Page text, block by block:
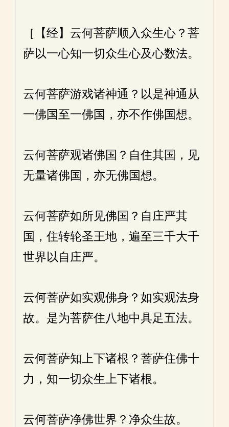
［【经】云何菩萨顺入众生心？菩
萨以一心知一切众生心及心数法。
云何菩萨游戏诸神通？以是神通从
一佛国至一佛国，亦不作佛国想。
云何菩萨观诸佛国？自住其国，见
无量诸佛国，亦无佛国想。
云何菩萨如所见佛国？自庄严其
国，住转轮圣王地，遍至三千大千
世界以自庄严。
云何菩萨如实观佛身？如实观法身
故。是为菩萨住八地中具足五法。
云何菩萨知上下诸根？菩萨住佛十
力，知一切众生上下诸根。
云何菩萨净佛世界？净众生故。